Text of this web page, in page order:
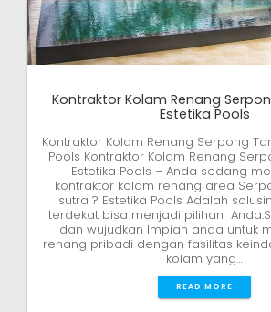
Kontraktor Kolam Renang
Estetika Pools
Kontraktor Kolam Renang Serpong
Pools Kontraktor Kolam Renang
Estetika Pools – Anda sedang
kontraktor kolam renang area
sutra ? Estetika Pools Adalah
terdekat bisa menjadi pilihan
dan wujudkan Impian anda untuk
renang pribadi dengan fasilitas
kolam yang…
READ MORE